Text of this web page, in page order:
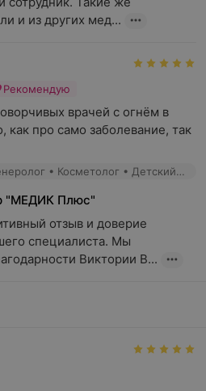
различных кожных
вопросах
за кожей, за проблемой с
процедур и продуктов);
на коже
из эстетических или
профилактика(людям,
кожных заболеваний,
на наличие
и из других мед...
Рекомендую
врачей с огнём в
как про само заболевание, так
Саутина В. В. - Дерматовенеролог • Косметолог • Детский дерматолог
"МЕДИК Плюс"
отзыв и доверие
специалиста. Мы
Виктории В...